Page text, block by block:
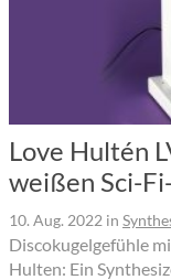
Love Hultén
weißen Sci-
10. Aug. 2022 in
Discokugelgefühle
Hulten: Ein